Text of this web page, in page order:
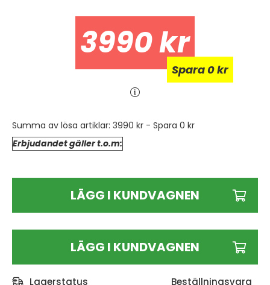
3990kr
Spara
Spara 0 kr
Summa av lösa artiklar: 3990 kr - Spara 0 kr
Erbjudandet gäller t.o.m:
LÄGG I KUNDVAGNEN
LÄGG I KUNDVAGNEN
Lagerstatus